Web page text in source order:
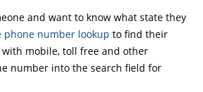
and want to know what state they
phone number lookup to find their
with mobile, toll free and other
number into the search field for